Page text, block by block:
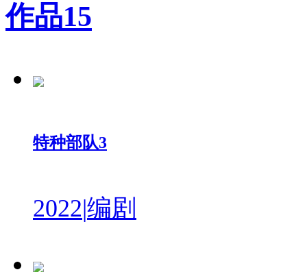
作品15
特种部队3
2022|编剧